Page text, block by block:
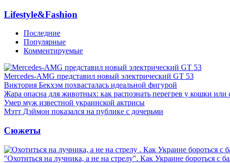
Lifestyle&Fashion
Последние
Популярные
Комментируемые
Mercedes-AMG представил новый электрический GT 53
Виктория Бекхэм похвасталась идеальной фигурой
Жара опасна для животных: как распознать перегрев у кошки или
Умер муж известной украинской актрисы
Мэтт Дэймон показался на публике с дочерьми
Сюжеты
"Охотиться на лучника, а не на стрелу". Как Украине бороться с